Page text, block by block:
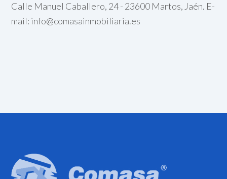
Calle Manuel Caballero, 24 - 23600 Martos, Jaén. E-
mail: info@comasainmobiliaria.es